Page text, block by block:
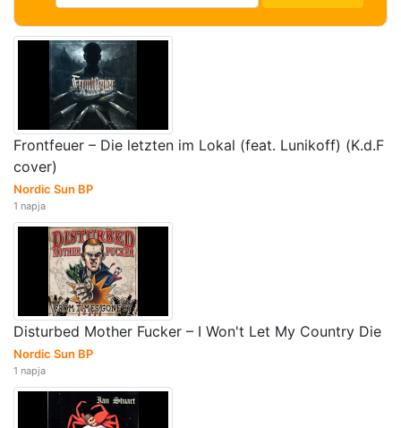
Frontfeuer – Die letzten im Lokal (feat. Lunikoff) (K.d.F
cover)
Nordic Sun BP
1 napja
Disturbed Mother Fucker – I Won't Let My Country Die
Nordic Sun BP
1 napja